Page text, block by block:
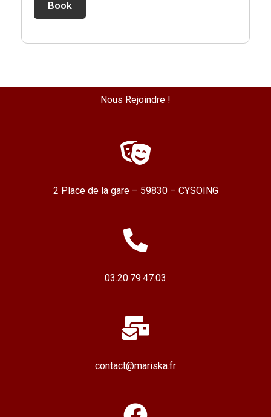
Nous Rejoindre !
2 Place de la gare – 59830 – CYSOING
03.20.79.47.03
contact@mariska.fr